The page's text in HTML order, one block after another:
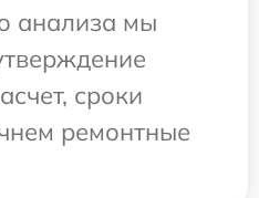
анализа мы
сроки
ремонтные